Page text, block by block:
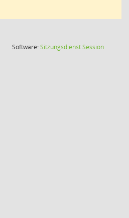
Software:SitzungsdienstSession(Wird in